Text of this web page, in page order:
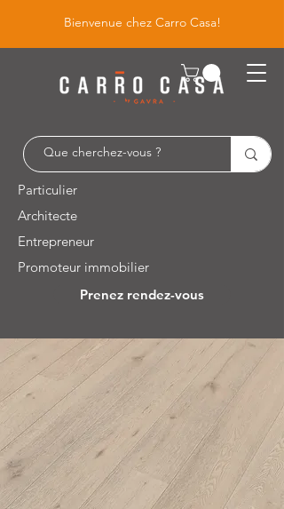
Bienvenue chez Carro Casa!
Particulier
Architecte
Entrepreneur
Promoteur immobilier
Prenez rendez-vous
Leuvensesteenweg 526 / 1930 Zaventem